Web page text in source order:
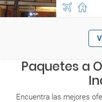
Paquetes a
Encuentra las mejores